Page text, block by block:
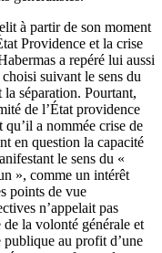
à partir de son moment
Providence et la crise
a repéré lui aussi
suivant le sens du
séparation. Pourtant,
de l’État providence
a nommée crise de
en question la capacité
le sens du «
», comme un intérêt
points de vue
n’appelait pas
la volonté générale et
au profit d’une